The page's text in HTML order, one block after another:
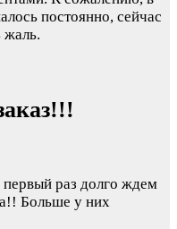
постоянно, сейчас
раз долго ждем
Больше у них